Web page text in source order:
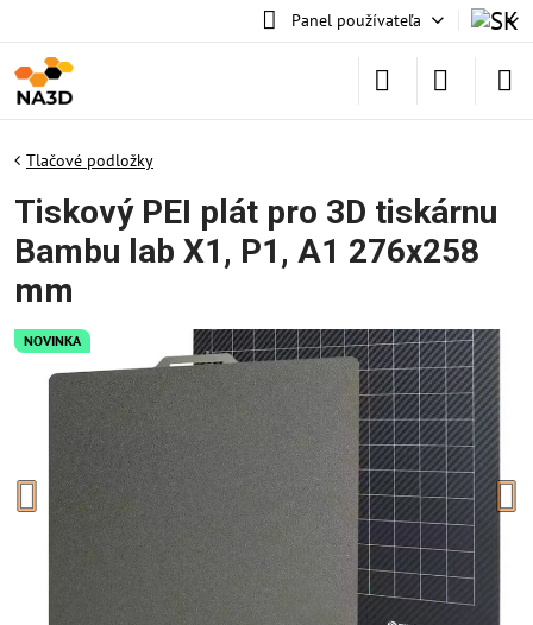
Panel používateľa
NOVINKA
Tlačové podložky
Tiskový PEI plát pro 3D tiskárnu
Bambu lab X1, P1, A1 276x258
mm